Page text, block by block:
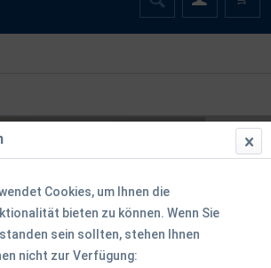
Cookies, um Ihnen die
bieten zu können. Wenn Sie
sein sollten, stehen Ihnen
nicht zur Verfügung: